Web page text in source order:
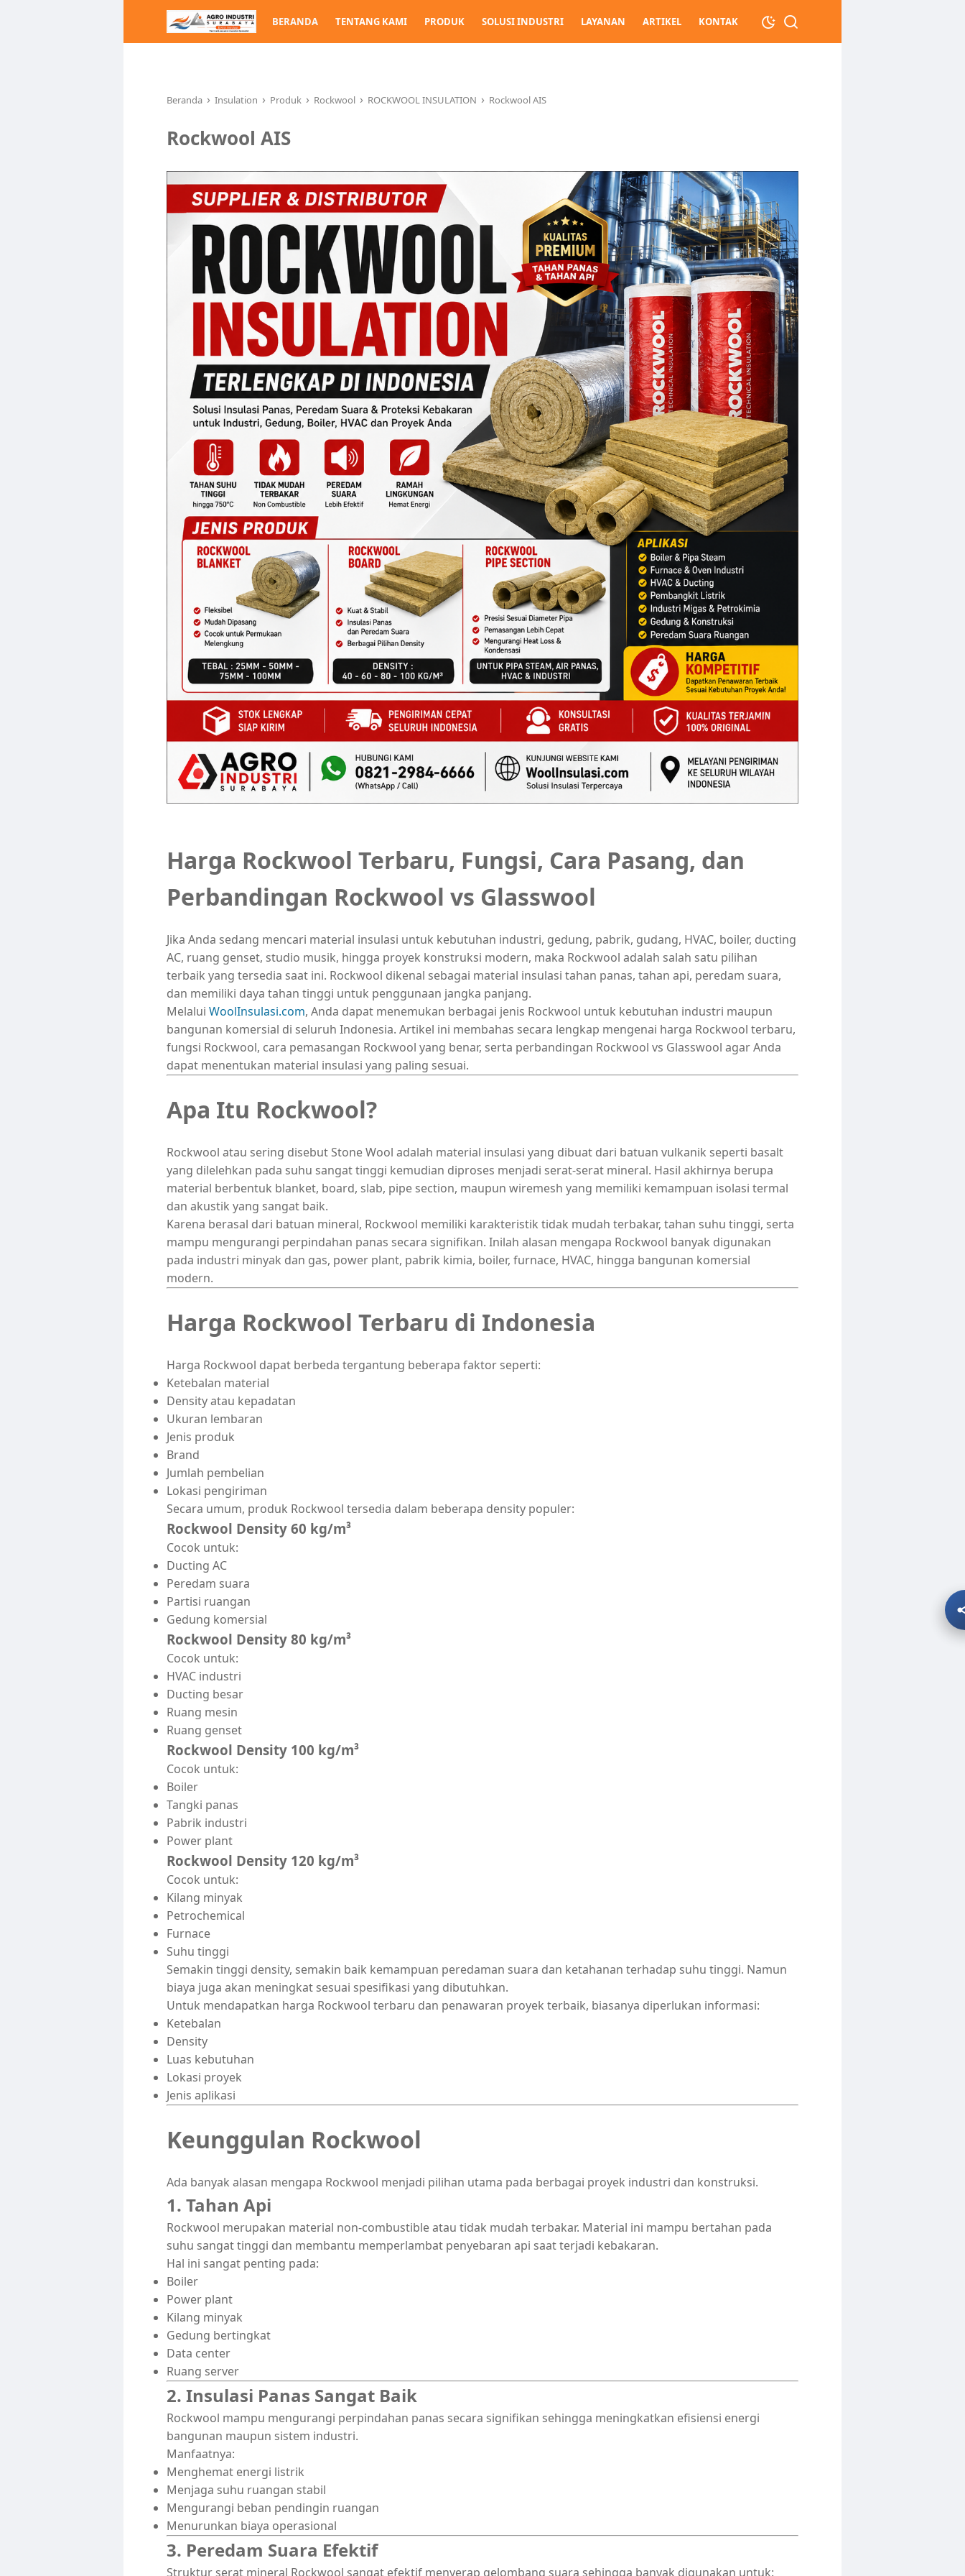
BERANDA TENTANG KAMI PRODUK SOLUSI INDUSTRI LAYANAN ARTIKEL KONTAK
Beranda › Insulation › Produk › Rockwool › ROCKWOOL INSULATION › Rockwool AIS
Rockwool AIS
Harga Rockwool Terbaru, Fungsi, Cara Pasang, dan
Perbandingan Rockwool vs Glasswool
Jika Anda sedang mencari material insulasi untuk kebutuhan industri, gedung, pabrik, gudang, HVAC, boiler, ducting
AC, ruang genset, studio musik, hingga proyek konstruksi modern, maka Rockwool adalah salah satu pilihan
terbaik yang tersedia saat ini. Rockwool dikenal sebagai material insulasi tahan panas, tahan api, peredam suara,
dan memiliki daya tahan tinggi untuk penggunaan jangka panjang.
Melalui WoolInsulasi.com, Anda dapat menemukan berbagai jenis Rockwool untuk kebutuhan industri maupun
bangunan komersial di seluruh Indonesia. Artikel ini membahas secara lengkap mengenai harga Rockwool terbaru,
fungsi Rockwool, cara pemasangan Rockwool yang benar, serta perbandingan Rockwool vs Glasswool agar Anda
dapat menentukan material insulasi yang paling sesuai.
Apa Itu Rockwool?
Rockwool atau sering disebut Stone Wool adalah material insulasi yang dibuat dari batuan vulkanik seperti basalt
yang dilelehkan pada suhu sangat tinggi kemudian diproses menjadi serat-serat mineral. Hasil akhirnya berupa
material berbentuk blanket, board, slab, pipe section, maupun wiremesh yang memiliki kemampuan isolasi termal
dan akustik yang sangat baik.
Karena berasal dari batuan mineral, Rockwool memiliki karakteristik tidak mudah terbakar, tahan suhu tinggi, serta
mampu mengurangi perpindahan panas secara signifikan. Inilah alasan mengapa Rockwool banyak digunakan
pada industri minyak dan gas, power plant, pabrik kimia, boiler, furnace, HVAC, hingga bangunan komersial
modern.
Harga Rockwool Terbaru di Indonesia
Harga Rockwool dapat berbeda tergantung beberapa faktor seperti:
Ketebalan material
Density atau kepadatan
Ukuran lembaran
Jenis produk
Brand
Jumlah pembelian
Lokasi pengiriman
Secara umum, produk Rockwool tersedia dalam beberapa density populer:
Rockwool Density 60 kg/m³
Cocok untuk:
Ducting AC
Peredam suara
Partisi ruangan
Gedung komersial
Rockwool Density 80 kg/m³
Cocok untuk:
HVAC industri
Ducting besar
Ruang mesin
Ruang genset
Rockwool Density 100 kg/m³
Cocok untuk:
Boiler
Tangki panas
Pabrik industri
Power plant
Rockwool Density 120 kg/m³
Cocok untuk:
Kilang minyak
Petrochemical
Furnace
Suhu tinggi
Semakin tinggi density, semakin baik kemampuan peredaman suara dan ketahanan terhadap suhu tinggi. Namun
biaya juga akan meningkat sesuai spesifikasi yang dibutuhkan.
Untuk mendapatkan harga Rockwool terbaru dan penawaran proyek terbaik, biasanya diperlukan informasi:
Ketebalan
Density
Luas kebutuhan
Lokasi proyek
Jenis aplikasi
Keunggulan Rockwool
Ada banyak alasan mengapa Rockwool menjadi pilihan utama pada berbagai proyek industri dan konstruksi.
1. Tahan Api
Rockwool merupakan material non-combustible atau tidak mudah terbakar. Material ini mampu bertahan pada
suhu sangat tinggi dan membantu memperlambat penyebaran api saat terjadi kebakaran.
Hal ini sangat penting pada:
Boiler
Power plant
Kilang minyak
Gedung bertingkat
Data center
Ruang server
2. Insulasi Panas Sangat Baik
Rockwool mampu mengurangi perpindahan panas secara signifikan sehingga meningkatkan efisiensi energi
bangunan maupun sistem industri.
Manfaatnya:
Menghemat energi listrik
Menjaga suhu ruangan stabil
Mengurangi beban pendingin ruangan
Menurunkan biaya operasional
3. Peredam Suara Efektif
Struktur serat mineral Rockwool sangat efektif menyerap gelombang suara sehingga banyak digunakan untuk: